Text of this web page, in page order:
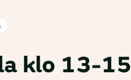
klo 13-15